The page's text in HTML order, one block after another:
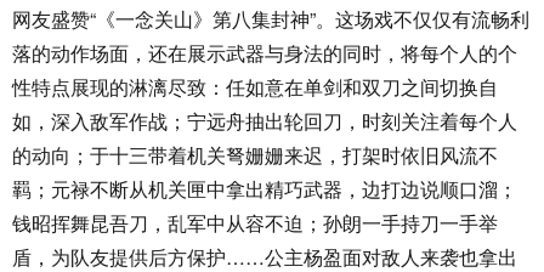
网友盛赞“《一念关山》第八集封神”。这场戏不仅仅有流畅利
落的动作场面，还在展示武器与身法的同时，将每个人的个
性特点展现的淋漓尽致：任如意在单剑和双刀之间切换自
如，深入敌军作战；宁远舟抽出轮回刀，时刻关注着每个人
的动向；于十三带着机关弩姗姗来迟，打架时依旧风流不
羁；元禄不断从机关匣中拿出精巧武器，边打边说顺口溜；
钱昭挥舞昆吾刀，乱军中从容不迫；孙朗一手持刀一手举
盾，为队友提供后方保护……公主杨盈面对敌人来袭也拿出